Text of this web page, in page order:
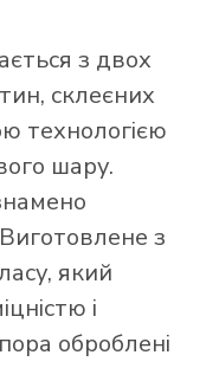
з двох
склеєних
технологією
шару.
​​з
який
і
оброблені